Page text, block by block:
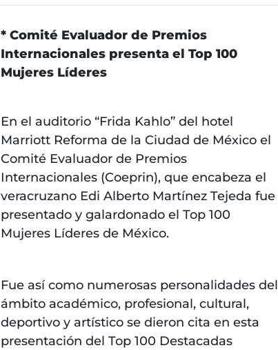
* Comité Evaluador de Premios
Internacionales presenta el Top 100
Mujeres Líderes
En el auditorio “Frida Kahlo” del hotel
Marriott Reforma de la Ciudad de México el
Comité Evaluador de Premios
Internacionales (Coeprin), que encabeza el
veracruzano Edi Alberto Martínez Tejeda fue
presentado y galardonado el Top 100
Mujeres Líderes de México.
Fue así como numerosas personalidades del
ámbito académico, profesional, cultural,
deportivo y artístico se dieron cita en esta
presentación del Top 100 Destacadas